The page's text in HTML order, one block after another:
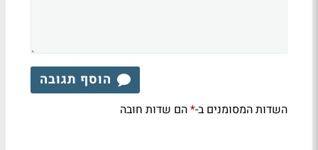
הוסף תגובה
השדות המסומנים ב-*הם שדות חובה